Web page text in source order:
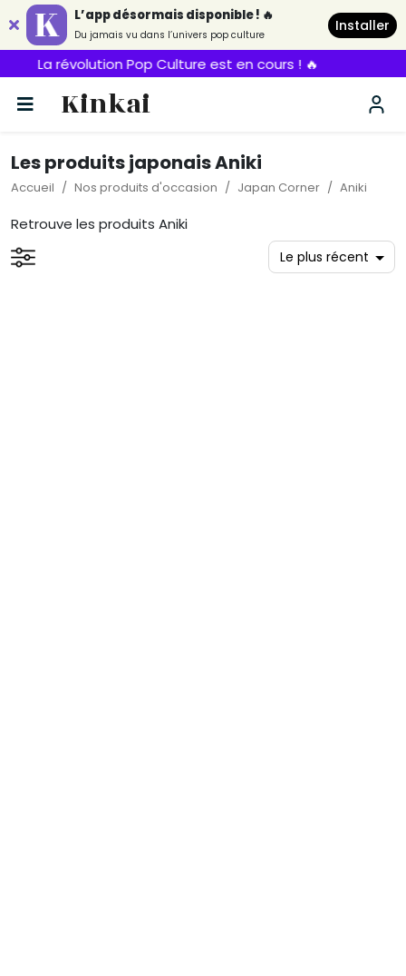
L’app désormais disponible ! 🔥
Du jamais vu dans l’univers pop culture
Installer
La révolution Pop Culture est en cours ! 🔥
Kinkai
Les produits japonais Aniki
Accueil Nos produits d'occasion Japan Corner Aniki
Retrouve les produits Aniki